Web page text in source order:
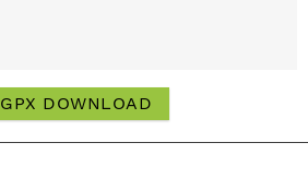
GPX DOWNLOAD